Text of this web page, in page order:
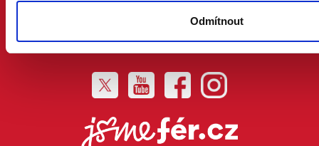
Odmítnout